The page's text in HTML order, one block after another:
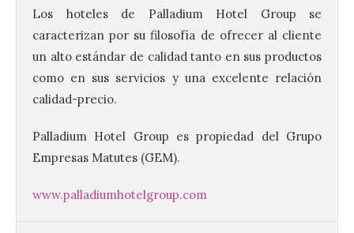
Los hoteles de Palladium Hotel Group se
caracterizan por su filosofía de ofrecer al cliente
un alto estándar de calidad tanto en sus productos
como en sus servicios y una excelente relación
calidad-precio.
Palladium Hotel Group es propiedad del Grupo
Empresas Matutes (GEM).
www.palladiumhotelgroup.com
Concurso Internacional de
Composición Coral Sacra
8 Ago 2026
Universitario de Música
Sacra de la Universidad
Pontificia de Salamanca
inéditas, destinadas a coro, con un
premio de 3.000 euros. Las candidaturas